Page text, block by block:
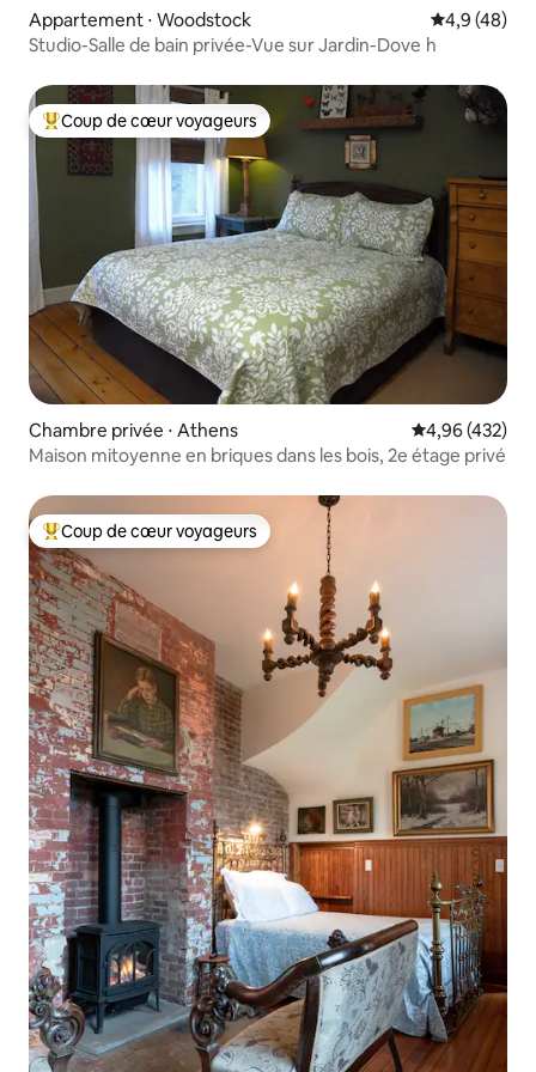
Appartement ⋅ Woodstock Évaluation
4,9 (48)
Studio-Salle de bain privée-Vue sur Jardin-Dove h
Coups de cœur voyageurs les plus appréciés
Coup de cœur voyageurs
Chambre privée ⋅ Athens Évaluation
4,96 (432)
Maison mitoyenne en briques dans les bois, 2e étage privé
Coups de cœur voyageurs les plus appréciés
Coup de cœur voyageurs